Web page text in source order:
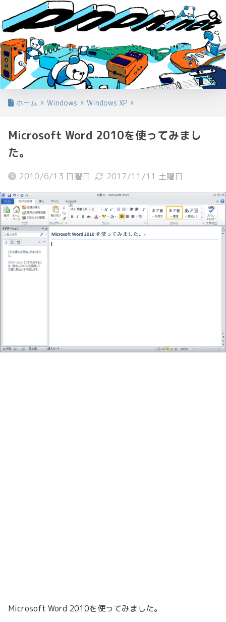
ホーム Windows Windows XP
Microsoft Word 2010を使ってみまし
た。
2010/6/13 日曜日 2017/11/11 土曜日
Microsoft Word 2010を使ってみました。